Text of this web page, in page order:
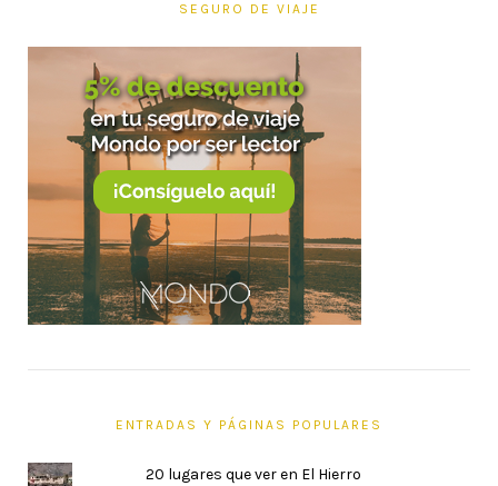
SEGURO DE VIAJE
ENTRADAS Y PÁGINAS POPULARES
20 lugares que ver en El Hierro